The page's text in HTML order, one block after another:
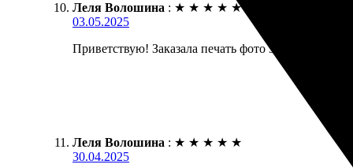
Леля Волошина : ★ ★ ★ ★ ★
03.05.2025
Приветствую! Заказала печать фото 30х40. Всё
Леля Волошина : ★ ★ ★ ★ ★
30.04.2025